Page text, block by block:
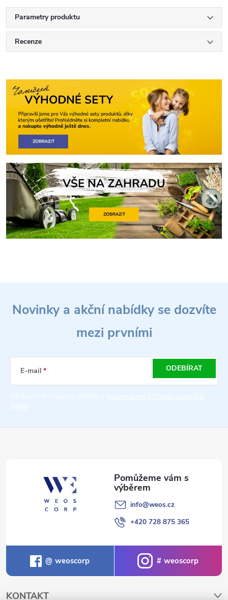
Parametry produktu
Recenze
í
Novinky a akční nabídky se dozvíte
mezi prvními
E-mail ODEBÍRAT
info@weos.cz
+420 728 875 365
weoscorp weoscorp
KONTAKT